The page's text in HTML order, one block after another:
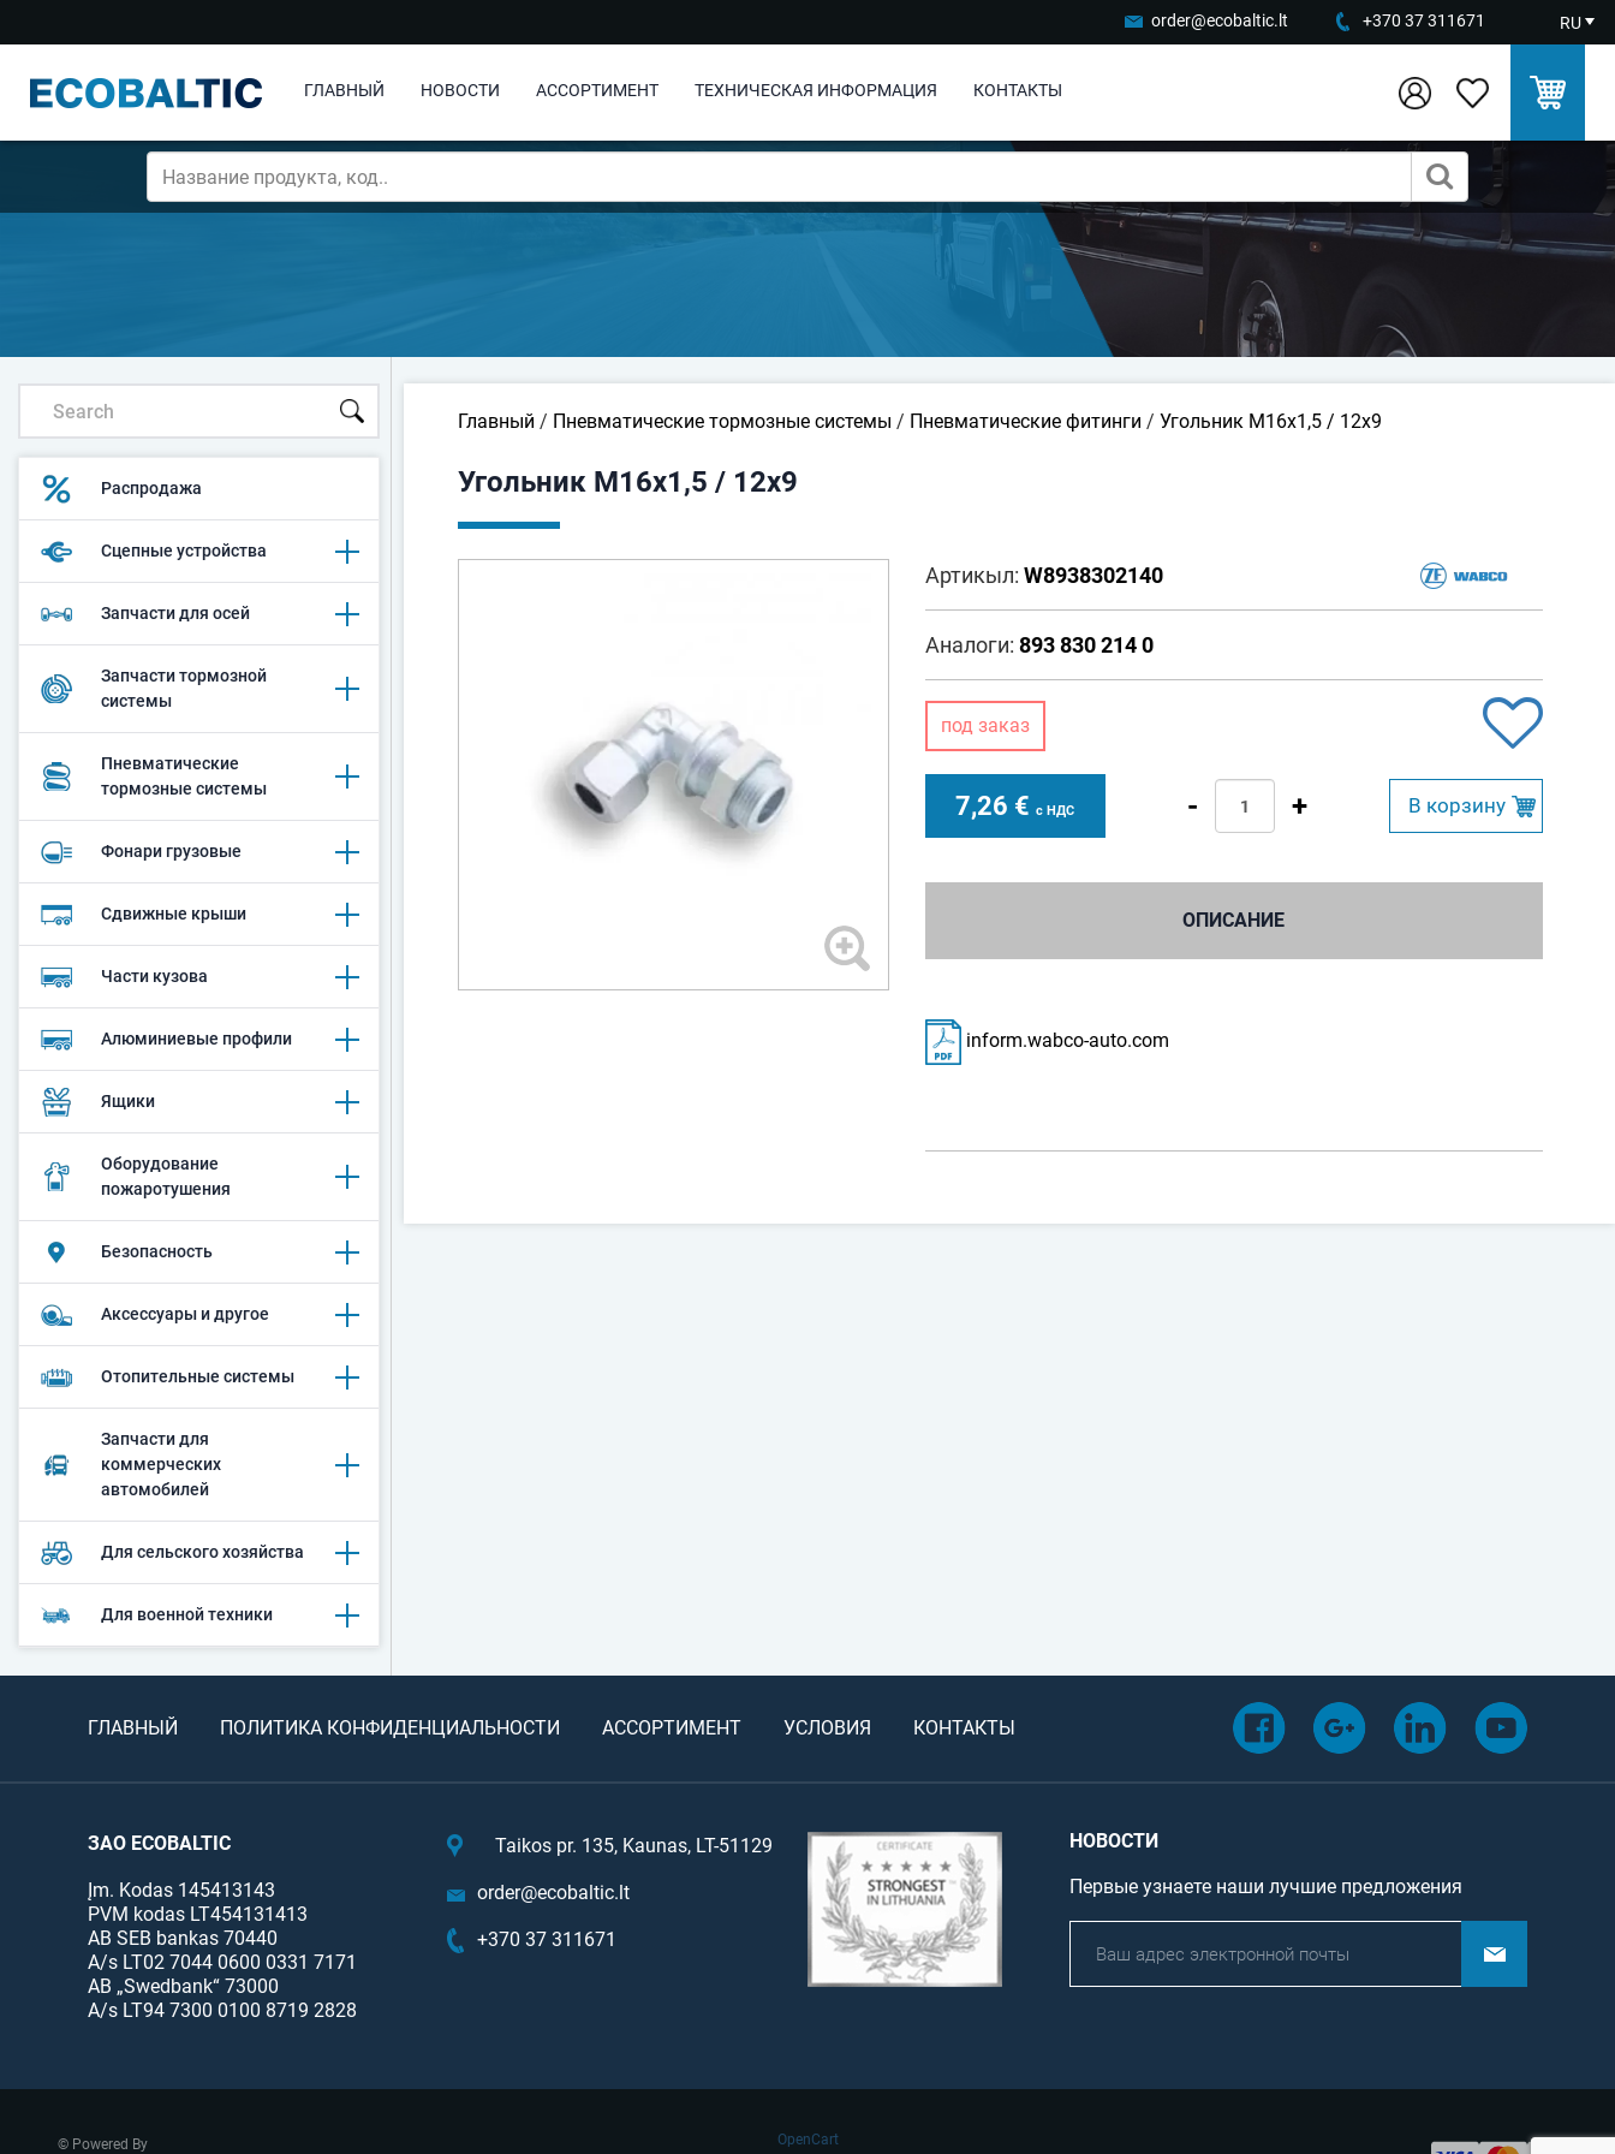
order@ecobaltic.lt +370 37 311671 RU
ГЛАВНЫЙ НОВОСТИ АССОРТИМЕНТ ТЕХНИЧЕСКАЯ ИНФОРМАЦИЯ КОНТАКТЫ
Распродажа
Сцепные устройства
Запчасти для осей
Запчасти тормозной
системы
Пневматические
тормозные системы
Фонари грузовые
Сдвижные крыши
Части кузова
Алюминиевые профили
Ящики
Оборудование
пожаротушения
Безопасность
Аксессуары и другое
Oтопительные системы
Запчасти для
коммерческих
автомобилей
Для сельского хозяйства
Для военной техники
Главный / Пневматические тормозные системы / Пневматические фитинги / Угольник M16x1,5 / 12x9
Угольник M16x1,5 / 12x9
Артикыл: W8938302140
Аналоги: 893 830 214 0
под заказ
7,26 € с НДС - + B корзину
ОПИСАНИЕ
inform.wabco-auto.com
ГЛАВНЫЙ ПОЛИТИКА КОНФИДЕНЦИАЛЬНОСТИ АССОРТИМЕНТ УСЛОВИЯ КОНТАКТЫ
ЗАО ECOBALTIC
Įm. Kodas 145413143
PVM kodas LT454131413
AB SEB bankas 70440
A/s LT02 7044 0600 0331 7171
AB „Swedbank“ 73000
A/s LT94 7300 0100 8719 2828
Taikos pr. 135, Kaunas, LT-51129
order@ecobaltic.lt
+370 37 311671
НОВОСТИ
Первые узнаете наши лучшие предложения
© Powered By OpenCart